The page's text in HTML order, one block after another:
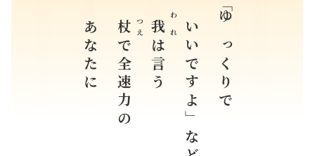
「ゆっくりで
いいですよ」など
我 われ
は言う
杖 つえ
で全速力の
あなたに